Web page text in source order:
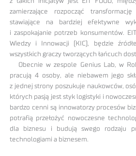
zamierzające rozpocząć
stawiające na bardziej efektywne
i zaspokajanie potrzeb konsumentów.
Wiedzy i Innowacji (KIC), będzie
wszystkich graczy tworzących łańcuch
Obecnie w zespole Genius Lab, w
pracują 4 osoby, ale niebawem jego
z jednej strony poszukuje naukowców,
których pasją jest styk logistyki i
bardzo cenni są innowatorzy procesów
potrafią przełożyć nowoczesne
dla biznesu i budują swego rodzaju
technologiami a biznesem.